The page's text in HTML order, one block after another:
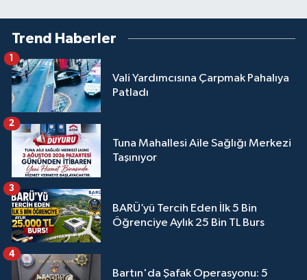
Trend Haberler
Vali Yardımcısına Çarpmak Pahalıya
Patladı
1
Tuna Mahallesi Aile Sağlığı Merkezi
Taşınıyor
2
BARÜ’yü Tercih Eden İlk 5 Bin
Öğrenciye Aylık 25 Bin TL Burs
3
Bartın'da Şafak Operasyonu: 5
4